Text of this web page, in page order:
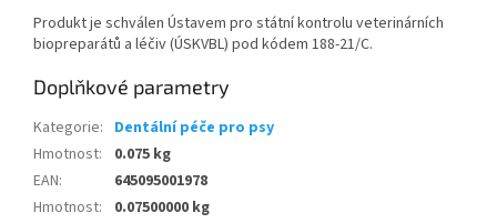
Produkt je schválen Ústavem pro státní kontrolu veterinárních
biopreparátů a léčiv (ÚSKVBL) pod kódem 188-21/C.
Doplňkové parametry
Kategorie: Dentální péče pro psy
Hmotnost:
0.075 kg
EAN:
645095001978
Hmotnost:
0.07500000 kg